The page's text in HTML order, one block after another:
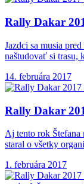
Rally Dakar
Jazdci sa musia
naštudovať si trasu,
14. februára 2017
Rally Dakar
Aj tento rok
staral o všetky
1. februára 2017